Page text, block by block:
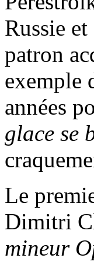
Russie
patron
exemple
années
glace se
Le
Dimitri
mineur